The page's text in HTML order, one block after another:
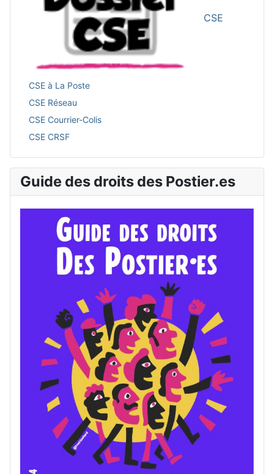
CSE
CSE à La Poste
CSE Réseau
CSE Courrier-Colis
CSE CRSF
Guide des droits des Postier.es